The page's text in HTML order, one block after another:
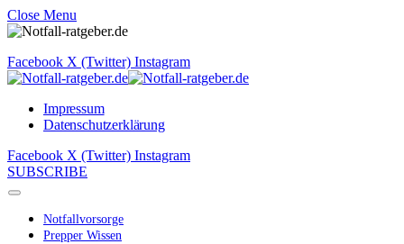
Close Menu
Facebook X (Twitter) Instagram
Impressum
Datenschutzerklärung
Facebook X (Twitter) Instagram
SUBSCRIBE
Notfallvorsorge
Prepper Wissen